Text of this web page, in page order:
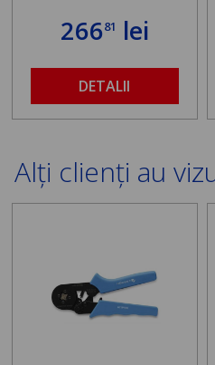
26681 lei
DETALII
Alți clienți au